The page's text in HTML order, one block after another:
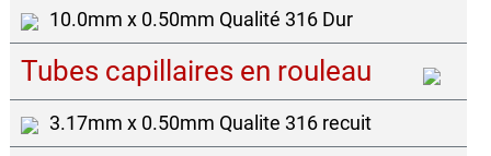
10.0mm x 0.50mm Qualité 316 Dur
Tubes capillaires en rouleau
3.17mm x 0.50mm Qualite 316 recuit